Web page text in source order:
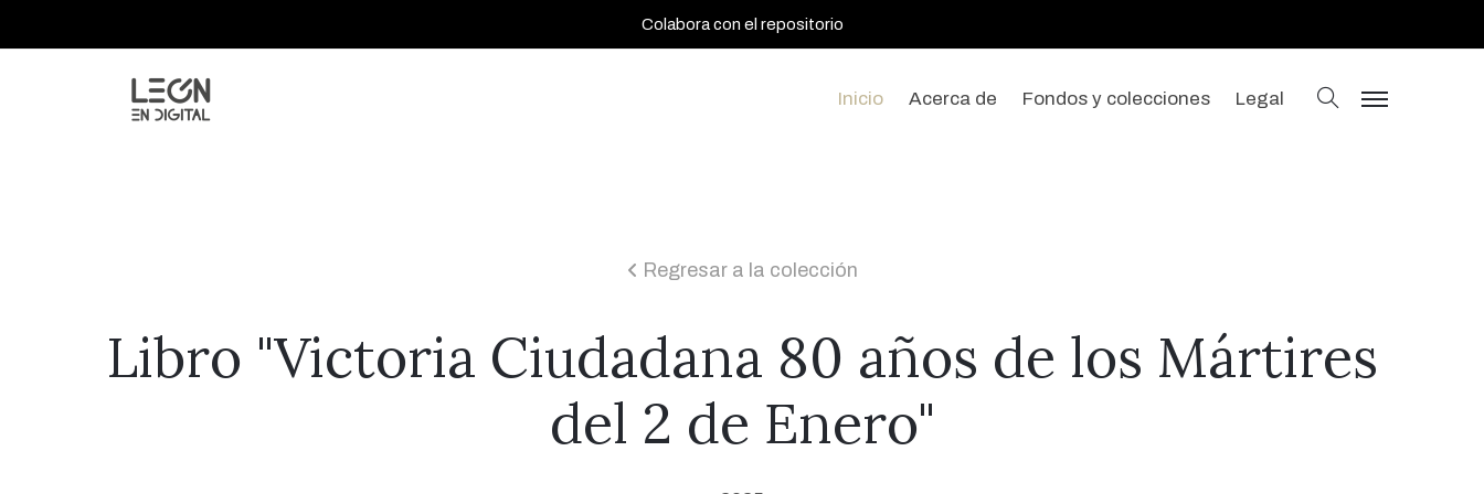
Colabora con el repositorio
Inicio Acerca de Fondos y colecciones Legal buscar
menu
icon
Regresar a la colección
Libro "Victoria Ciudadana 80 años de los Mártires
del 2 de Enero"